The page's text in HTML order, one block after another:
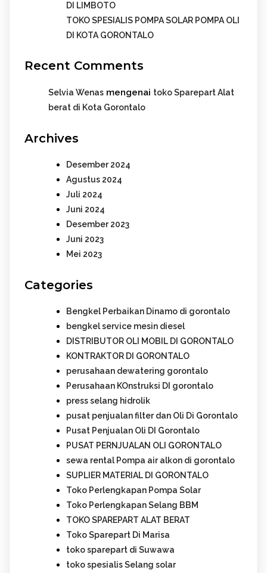
DI LIMBOTO
TOKO SPESIALIS POMPA SOLAR POMPA OLI
DI KOTA GORONTALO
Recent Comments
Selvia Wenas mengenai toko Sparepart Alat
berat di Kota Gorontalo
Archives
Desember 2024
Agustus 2024
Juli 2024
Juni 2024
Desember 2023
Juni 2023
Mei 2023
Categories
Bengkel Perbaikan Dinamo di gorontalo
bengkel service mesin diesel
DISTRIBUTOR OLI MOBIL DI GORONTALO
KONTRAKTOR DI GORONTALO
perusahaan dewatering gorontalo
Perusahaan KOnstruksi DI gorontalo
press selang hidrolik
pusat penjualan filter dan Oli Di Gorontalo
Pusat Penjualan Oli DI Gorontalo
PUSAT PERNJUALAN OLI GORONTALO
sewa rental Pompa air alkon di gorontalo
SUPLIER MATERIAL DI GORONTALO
Toko Perlengkapan Pompa Solar
Toko Perlengkapan Selang BBM
TOKO SPAREPART ALAT BERAT
Toko Sparepart Di Marisa
toko sparepart di Suwawa
toko spesialis Selang solar